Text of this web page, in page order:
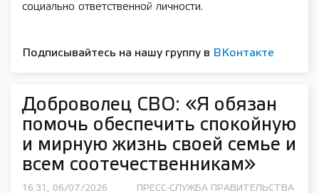
социально ответственной личности.
Подписывайтесь на нашу группу в ВКонтакте
Доброволец СВО: «Я обязан
помочь обеспечить спокойную
и мирную жизнь своей семье и
всем соотечественникам»
16:31, 06/07/2026 ПРЕСС-СЛУЖБА ПРАВИТЕЛЬСТВА